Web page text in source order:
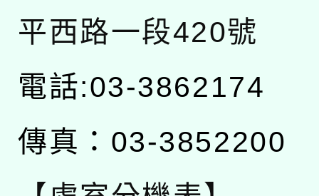
平西路一段420號
電話:03-3862174
傳真：03-3852200